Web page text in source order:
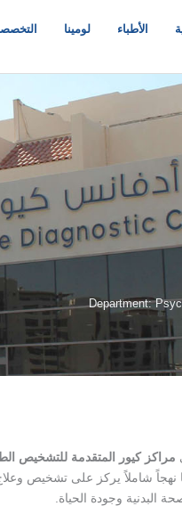
الأطباء لومينا
Department:
مراكز كيور المتقدمة للتشخيص
نهجاً شاملاً يركز على تشخيص
البدنية وجودة الحياة.